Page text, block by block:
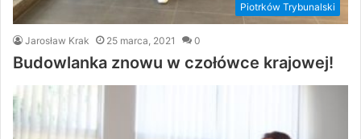
Piotrków Trybunalski
Jarosław Krak 25 marca, 2021 0
Budowlanka znowu w czołówce krajowej!